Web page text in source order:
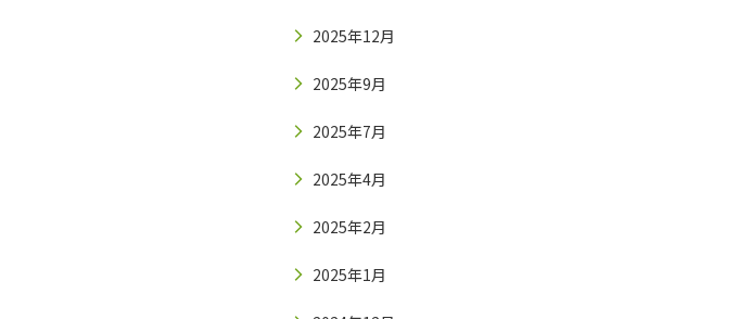
2025年12月
2025年9月
2025年7月
2025年4月
2025年2月
2025年1月